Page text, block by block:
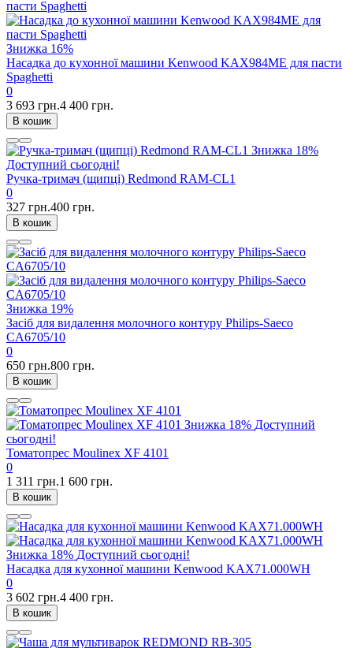
Знижка 16%
Насадка до кухонної машини Kenwood KAX984ME для пасти
Spaghetti
0
3 693 грн.4 400 грн.
В кошик
Знижка 18%
Доступний сьогодні!
Ручка-тримач (щипці) Redmond RAM-CL1
0
327 грн.400 грн.
В кошик
Знижка 19%
Засіб для видалення молочного контуру Philips-Saeco
CA6705/10
0
650 грн.800 грн.
В кошик
Знижка 18% Доступний
сьогодні!
Томатопрес Moulinex XF 4101
0
1 311 грн.1 600 грн.
В кошик
Знижка 18% Доступний сьогодні!
Насадка для кухонної машини Kenwood KAX71.000WH
0
3 602 грн.4 400 грн.
В кошик